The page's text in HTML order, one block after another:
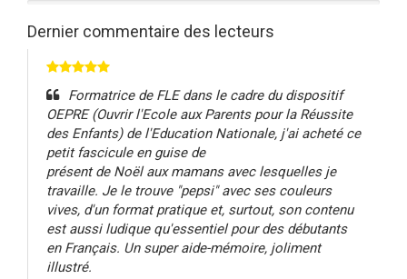
Dernier commentaire des lecteurs
Formatrice de FLE dans le cadre du dispositif
OEPRE (Ouvrir l'Ecole aux Parents pour la Réussite
des Enfants) de l'Education Nationale, j'ai acheté ce
petit fascicule en guise de
présent de Noël aux mamans avec lesquelles je
travaille. Je le trouve "pepsi" avec ses couleurs
vives, d'un format pratique et, surtout, son contenu
est aussi ludique qu'essentiel pour des débutants
en Français. Un super aide-mémoire, joliment
illustré.